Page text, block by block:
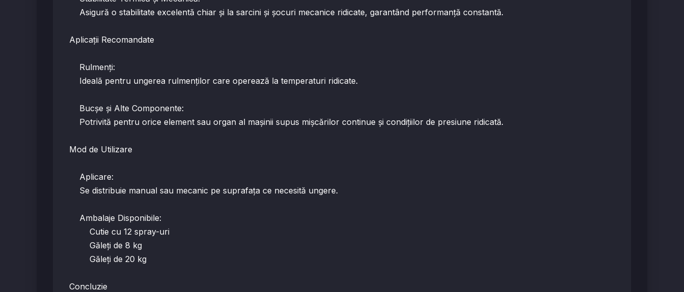
Asigură o stabilitate excelentă chiar și la sarcini și șocuri mecanice ridicate, garantând performanță constantă.
Aplicații Recomandate
Rulmenți:
Ideală pentru ungerea rulmenților care operează la temperaturi ridicate.
Bucșe și Alte Componente:
Potrivită pentru orice element sau organ al mașinii supus mișcărilor continue și condițiilor de presiune ridicată.
Mod de Utilizare
Aplicare:
Se distribuie manual sau mecanic pe suprafața ce necesită ungere.
Ambalaje Disponibile:
Cutie cu 12 spray-uri
Găleți de 8 kg
Găleți de 20 kg
Concluzie